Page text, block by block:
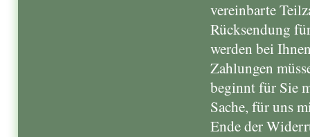
vereinbarte
Rücksendung
werden bei
Zahlungen
beginnt für Sie
Sache, für uns
Ende der